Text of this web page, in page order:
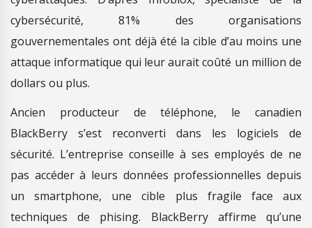
cybersécurité, 81% des organisations
gouvernementales ont déjà été la cible d’au moins une
attaque informatique qui leur aurait coûté un million de
dollars ou plus.
Ancien producteur de téléphone, le canadien
BlackBerry s’est reconverti dans les logiciels de
sécurité. L’entreprise conseille à ses employés de ne
pas accéder à leurs données professionnelles depuis
un smartphone, une cible plus fragile face aux
techniques de phising. BlackBerry affirme qu’une